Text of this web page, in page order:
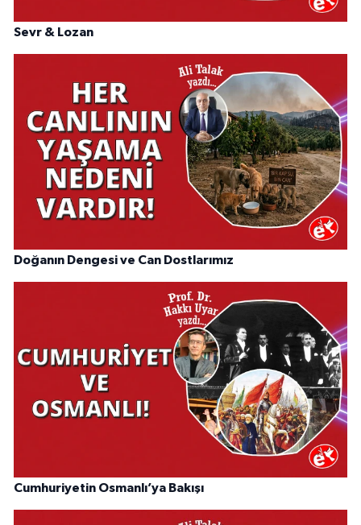
Sevr & Lozan
Doğanın Dengesi ve Can Dostlarımız
Cumhuriyetin Osmanlı’ya Bakışı